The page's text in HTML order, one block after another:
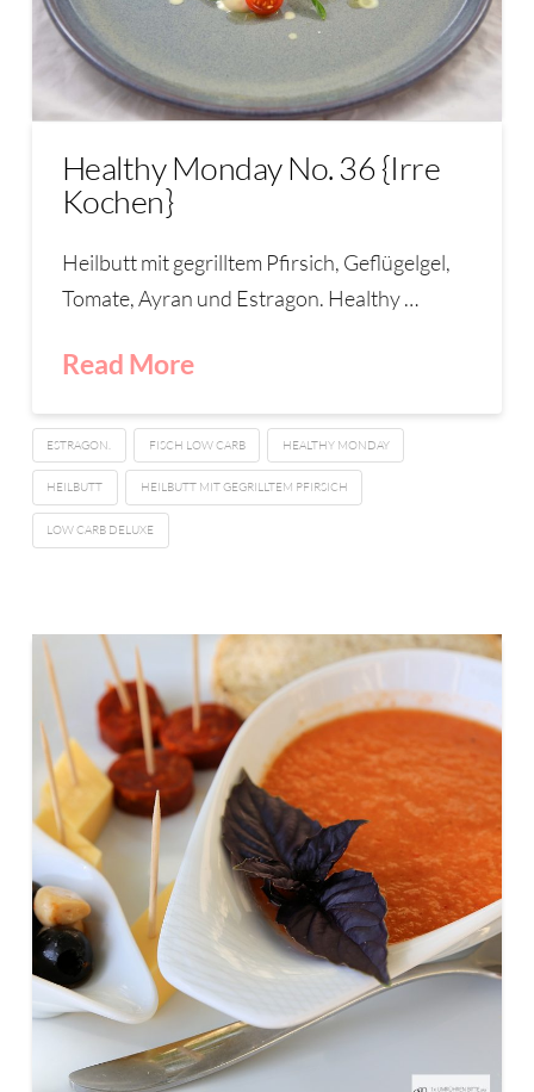
Healthy Monday No. 36 {Irre
Kochen}
Heilbutt mit gegrilltem Pfirsich, Geflügelgel,
Tomate, Ayran und Estragon. Healthy …
Read More
ESTRAGON. FISCH LOW CARB HEALTHY MONDAY
HEILBUTT HEILBUTT MIT GEGRILLTEM PFIRSICH
LOW CARB DELUXE